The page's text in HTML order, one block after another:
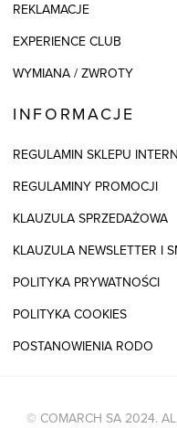
REKLAMACJE
EXPERIENCE CLUB
WYMIANA / ZWROTY
INFORMACJE
REGULAMIN SKLEPU
REGULAMINY PROMOCJI
KLAUZULA SPRZEDAŻOWA
KLAUZULA NEWSLETTER I
POLITYKA PRYWATNOŚCI
POLITYKA COOKIES
POSTANOWIENIA RODO
© COMARCH SA 2024.